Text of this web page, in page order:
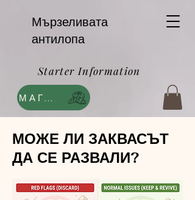
МАГАЗИН
Мързеливата
антилопа
Starter Information
МОЖЕ ЛИ ЗАКВАСЪТ
ДА СЕ РАЗВАЛИ?